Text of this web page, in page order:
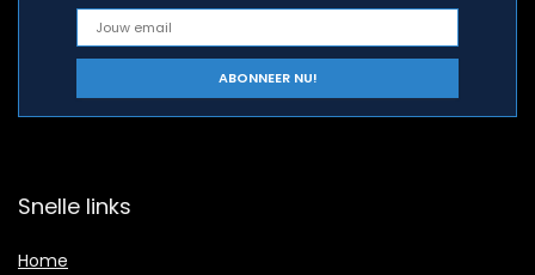
Snelle links
Home